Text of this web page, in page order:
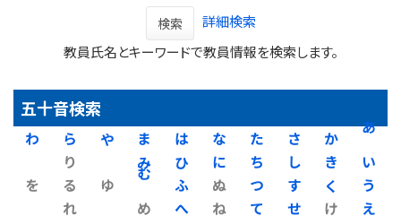
検索
詳細検索
教員氏名とキーワードで教員情報を検索します。
五十音検索
あ
い
う
え
か
き
く
け
さ
し
す
せ
た
ち
つ
て
な
に
ぬ
ね
は
ひ
ふ
へ
ま
み
む
め
や
ゆ
ら
り
る
れ
わ
を